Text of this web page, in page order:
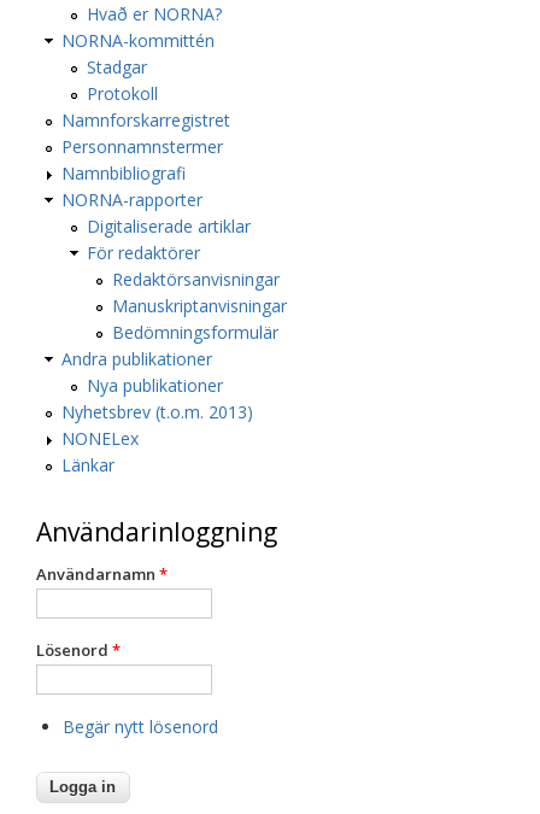
Hvað er NORNA?
NORNA-kommittén
Stadgar
Protokoll
Namnforskarregistret
Personnamnstermer
Namnbibliografi
NORNA-rapporter
Digitaliserade artiklar
För redaktörer
Redaktörsanvisningar
Manuskriptanvisningar
Bedömningsformulär
Andra publikationer
Nya publikationer
Nyhetsbrev (t.o.m. 2013)
NONELex
Länkar
Användarinloggning
Användarnamn *
Lösenord *
Begär nytt lösenord